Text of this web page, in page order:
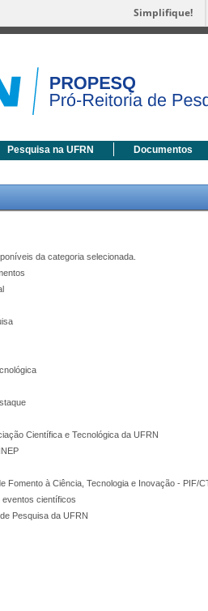
Simplifique!
Pesquisa na UFRN Documentos
da categoria selecionada.
Científica e Tecnológica da UFRN
Fomento à Ciência, Tecnologia e Inovação - PIF/
eventos científicos
Pesquisa da UFRN